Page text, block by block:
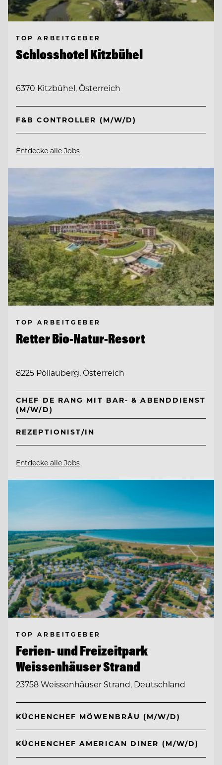
TOP ARBEITGEBER
Schlosshotel Kitzbühel
6370 Kitzbühel, Österreich
F&B CONTROLLER (M/W/D)
Entdecke alle Jobs
TOP ARBEITGEBER
Retter Bio-Natur-Resort
8225 Pöllauberg, Österreich
CHEF DE RANG MIT BAR- & ABENDDIENST
(M/W/D)
REZEPTIONIST/IN
Entdecke alle Jobs
TOP ARBEITGEBER
Ferien- und Freizeitpark
Weissenhäuser Strand
23758 Weissenhäuser Strand, Deutschland
KÜCHENCHEF MÖWENBRÄU (M/W/D)
KÜCHENCHEF AMERICAN DINER (M/W/D)